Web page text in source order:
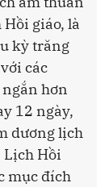
giáo, là
kỳ trăng
các
hơn
12 ngày,
dương lịch
Lịch Hồi
mục đích